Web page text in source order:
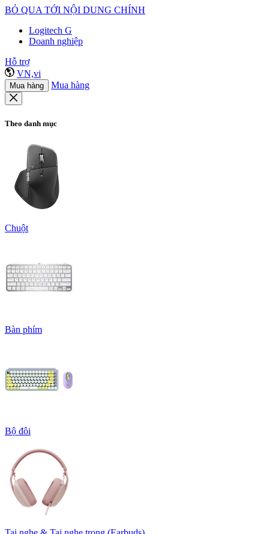
BỎ QUA TỚI NỘI DUNG CHÍNH
Logitech G
Doanh nghiệp
Hỗ trợ
VN,vi
Mua hàng Mua hàng
Theo danh mục
Chuột
Bàn phím
Bộ đôi